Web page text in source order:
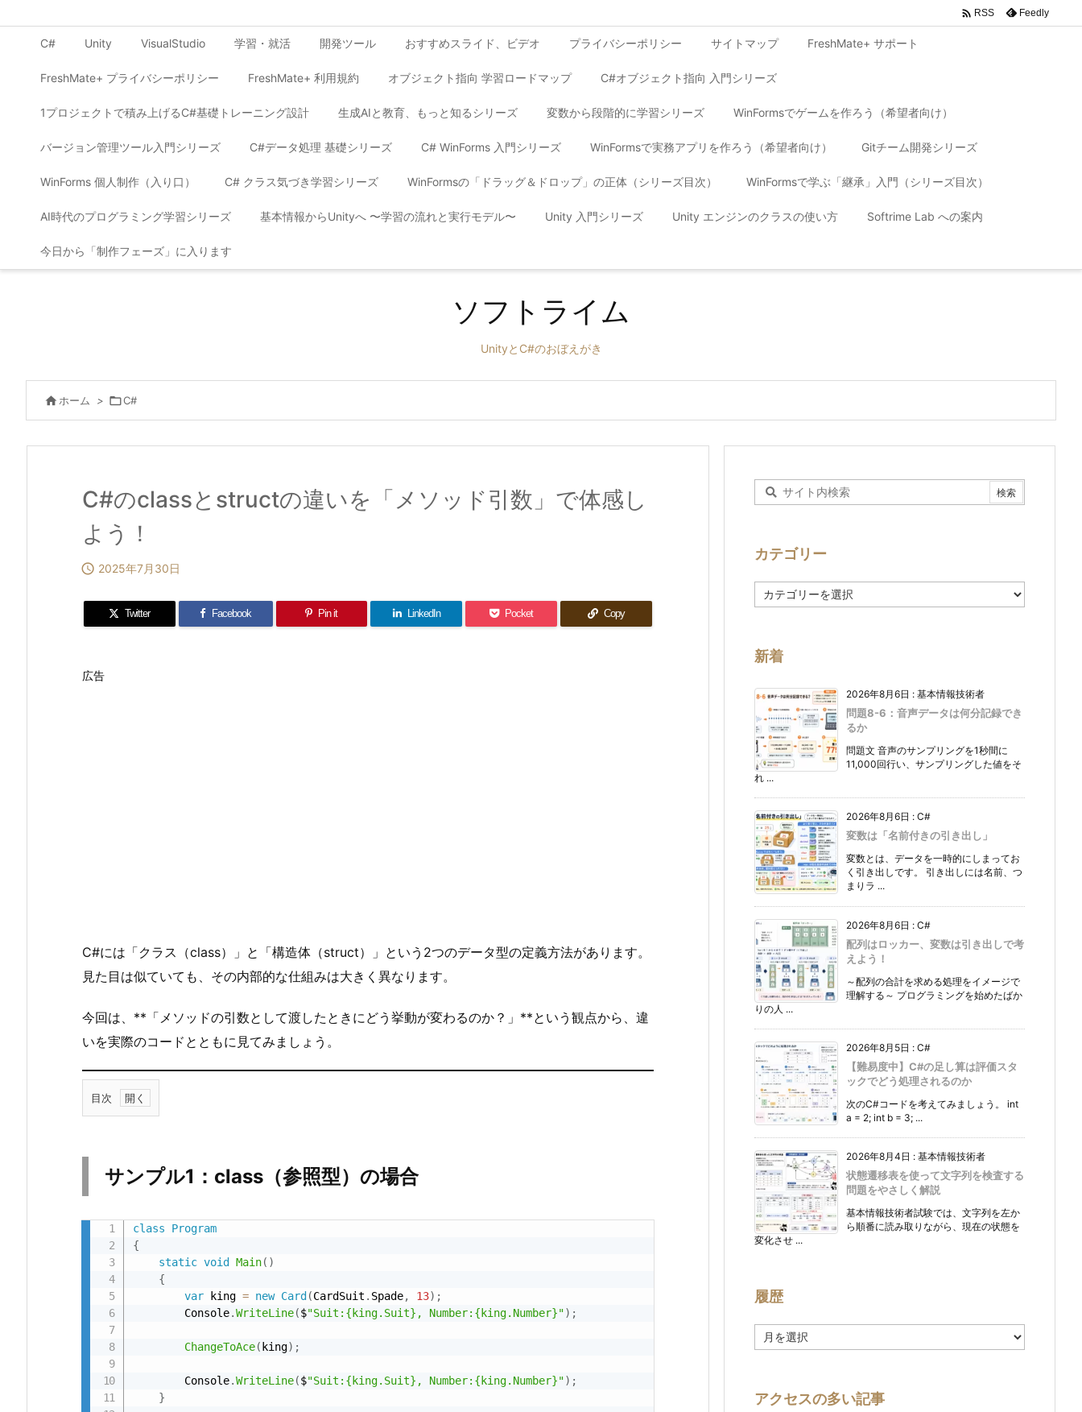
C# Unity VisualStudio 学習・就活 開発ツール おすすめスライド、ビデオ プライバシーポリシー サイトマップ FreshMate+ サポート
FreshMate+ プライバシーポリシー FreshMate+ 利用規約 オブジェクト指向 学習ロードマップ C#オブジェクト指向 入門シリーズ
1プロジェクトで積み上げるC#基礎トレーニング設計 生成AIと教育、もっと知るシリーズ 変数から段階的に学習シリーズ WinFormsでゲームを作ろう（希望者向け）
バージョン管理ツール入門シリーズ C#データ処理 基礎シリーズ C# WinForms 入門シリーズ WinFormsで実務アプリを作ろう（希望者向け） Gitチーム開発シリーズ
WinForms 個人制作（入り口） C# クラス気づき学習シリーズ WinFormsの「ドラッグ＆ドロップ」の正体（シリーズ目次） WinFormsで学ぶ「継承」入門（シリーズ目次）
AI時代のプログラミング学習シリーズ 基本情報からUnityへ 〜学習の流れと実行モデル〜 Unity 入門シリーズ Unity エンジンのクラスの使い方 Softrime Lab への案内
今日から「制作フェーズ」に入ります
 RSS Feedly
ソフトライム
UnityとC#のおぼえがき
 ホーム > C#
C#のclassとstructの違いを「メソッド引数」で体感し
よう！
 2025年7月30日
Twitter Facebook Pin it LinkedIn Pocket Copy
広告
C#には「クラス（class）」と「構造体（struct）」という2つのデータ型の定義方法があります。
見た目は似ていても、その内部的な仕組みは大きく異なります。
今回は、**「メソッドの引数として渡したときにどう挙動が変わるのか？」**という観点から、違
いを実際のコードとともに見てみましょう。
目次
1.
プ
1：
（参
照
型）
サンプル1：class（参照型）の場合
class
Program
{
static void Main( )
{
var king = new Card (CardSuit . Spade, 13) ;
        Console
.WriteLine($"Suit:{king.Suit}, Number:{king.Number}") ;
ChangeToAce( king) ;
        Console
.WriteLine($"Suit:{king.Suit}, Number:{king.Number}") ;
}
カテゴリー
テ
ー
新着
2026年8月6日 : 基本情報技術者
問題8-6：音声データは何分記録でき
るか
問題文 音声のサンプリングを1秒間に
11,000回行い、サンプリングした値をそ
れ ...
2026年8月6日 : C#
変数は「名前付きの引き出し」
変数とは、データを一時的にしまってお
く引き出しです。 引き出しには名前、つ
まりラ ...
2026年8月6日 : C#
配列はロッカー、変数は引き出しで考
えよう！
～配列の合計を求める処理をイメージで
理解する～ プログラミングを始めたばか
りの人 ...
2026年8月5日 : C#
【難易度中】C#の足し算は評価スタ
ックでどう処理されるのか
次のC#コードを考えてみましょう。 int
a = 2; int b = 3; ...
2026年8月4日 : 基本情報技術者
状態遷移表を使って文字列を検査する
問題をやさしく解説
基本情報技術者試験では、文字列を左か
ら順番に読み取りながら、現在の状態を
変化させ ...
履歴
歴
アクセスの多い記事